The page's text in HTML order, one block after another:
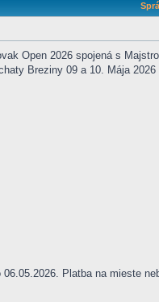
Open 2026 spojená s
Breziny 09 a 10. Mája
Platba na mieste